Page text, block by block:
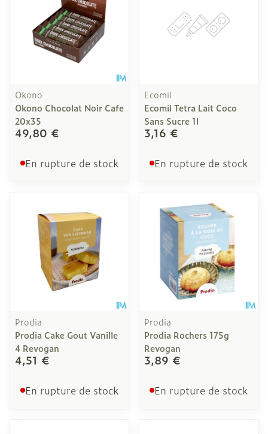
Okono
Okono Chocolat Noir Cafe
20x35
49,80 €
En rupture de stock
Ecomil
Ecomil Tetra Lait Coco
Sans Sucre 1l
3,16 €
En rupture de stock
Prodia
Prodia Cake Gout Vanille
4 Revogan
4,51 €
En rupture de stock
Prodia
Prodia Rochers 175g
Revogan
3,89 €
En rupture de stock